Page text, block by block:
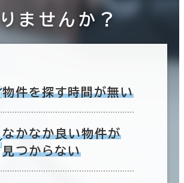
ませんか？
物件を探す時間が無い
なかなか良い物件が
見つからない